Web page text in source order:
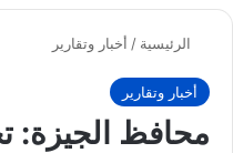
الرئيسية / أخبار وتقارير
أخبار وتقارير
محافظ الجيزة: